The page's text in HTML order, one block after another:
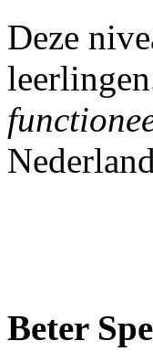
Deze
Beter